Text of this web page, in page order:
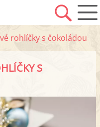
rohlíčky s čokoládou
S